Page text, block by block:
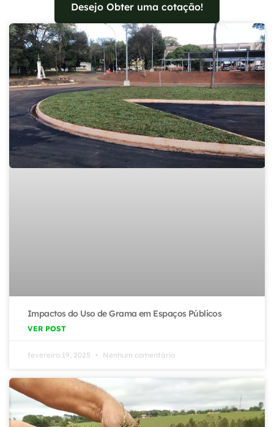
Desejo Obter uma cotação!
Impactos do Uso de Grama em Espaços Públicos
VER POST
fevereiro 19, 2025 Nenhum comentário